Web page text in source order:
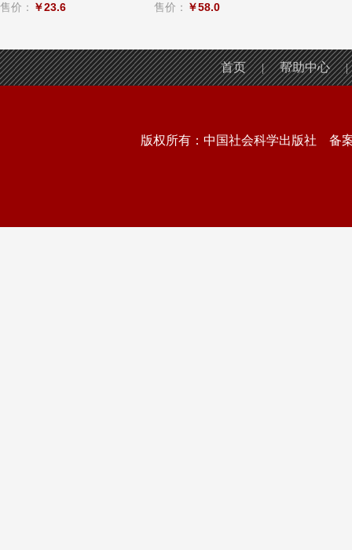
售价： ￥23.6
售价： ￥58.0
首页 | 帮助中心 |
版权所有：中国社会科学出版社 备